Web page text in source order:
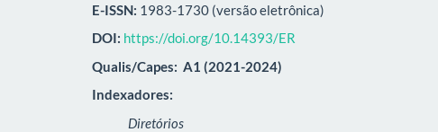
E-ISSN: 1983-1730 (versão eletrônica)
DOI: https://doi.org/10.14393/ER
Qualis/Capes: A1 (2021-2024)
Indexadores:
Diretórios